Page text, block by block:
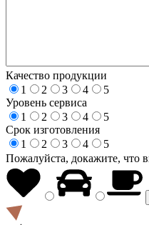
Качество продукции
1
2 3 4
5
Уровень сервиса
1
2 3 4
5
Срок изготовления
1
2 3 4
5
Пожалуйста, докажите, что